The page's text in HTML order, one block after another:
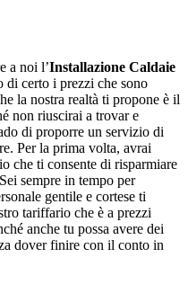
a noi l’Installazione Caldaie
di certo i prezzi che sono
la nostra realtà ti propone è il
non riuscirai a trovar e
di proporre un servizio di
Per la prima volta, avrai
che ti consente di risparmiare
sempre in tempo per
gentile e cortese ti
tariffario che è a prezzi
anche tu possa avere dei
dover finire con il conto in